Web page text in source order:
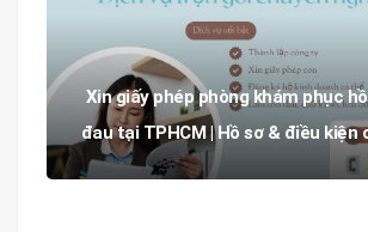
Xin giấy phép phòng khám phục
đau tại TPHCM | Hồ sơ & điều kiện